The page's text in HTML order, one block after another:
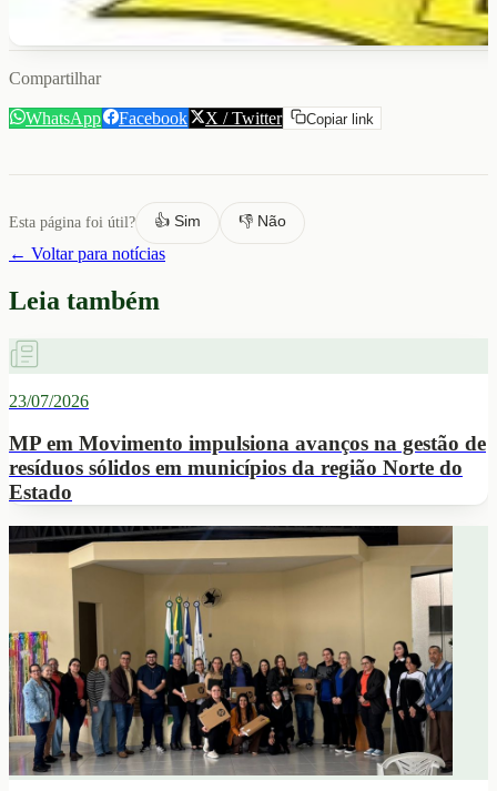
Compartilhar
WhatsApp Facebook X / Twitter Copiar link
Esta página foi útil? 👍 Sim 👎 Não
← Voltar para notícias
Leia também
23/07/2026
MP em Movimento impulsiona avanços na gestão de
resíduos sólidos em municípios da região Norte do
Estado